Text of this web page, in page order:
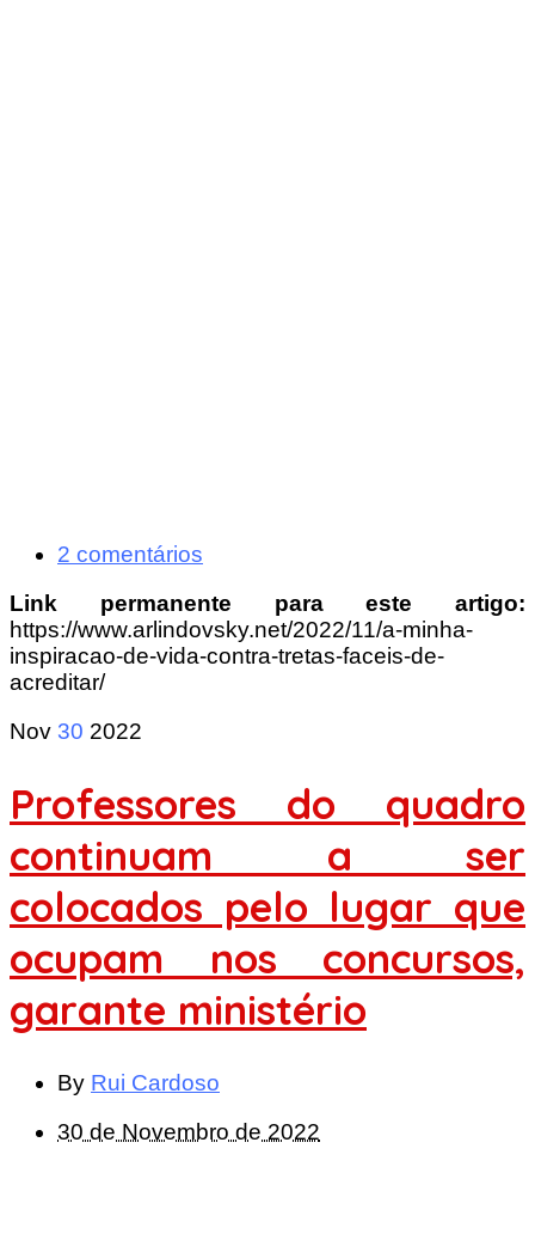
2 comentários
Link permanente para este artigo:
https://www.arlindovsky.net/2022/11/a-minha-
inspiracao-de-vida-contra-tretas-faceis-de-
acreditar/
Nov 30 2022
Professores do quadro
continuam a ser
colocados pelo lugar que
ocupam nos concursos,
garante ministério
By Rui Cardoso
30 de Novembro de 2022